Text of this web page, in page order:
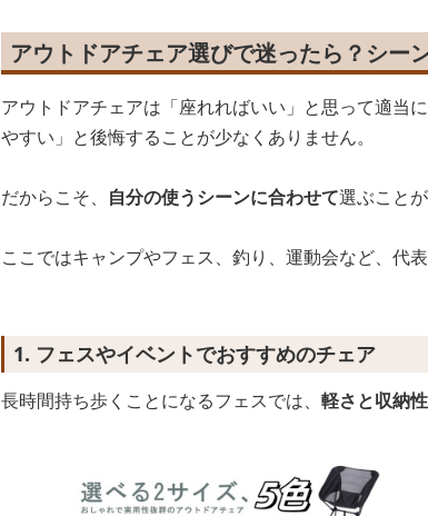
アウトドアチェア選びで迷ったら？シー
アウトドアチェアは「座れればいい」と思って適当
やすい」と後悔することが少なくありません。
だからこそ、 自分の使うシーンに合わせて選ぶことが
ここではキャンプやフェス、釣り、運動会など、代
1. フェスやイベントでおすすめのチェア
長時間持ち歩くことになるフェスでは、 軽さと収納性